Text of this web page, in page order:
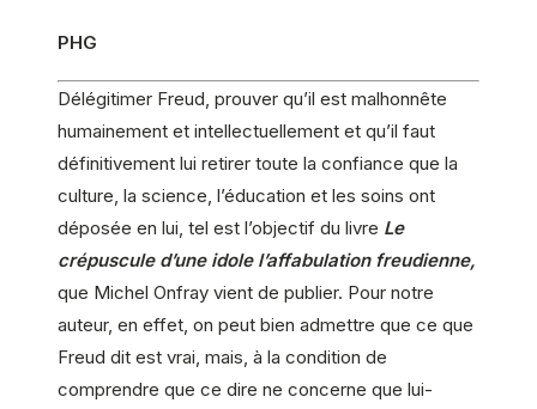
PHG
Délégitimer Freud, prouver qu’il est malhonnête
humainement et intellectuellement et qu’il faut
définitivement lui retirer toute la confiance que la
culture, la science, l’éducation et les soins ont
déposée en lui, tel est l’objectif du livre Le
crépuscule d’une idole l’affabulation freudienne,
que Michel Onfray vient de publier. Pour notre
auteur, en effet, on peut bien admettre que ce que
Freud dit est vrai, mais, à la condition de
comprendre que ce dire ne concerne que lui-